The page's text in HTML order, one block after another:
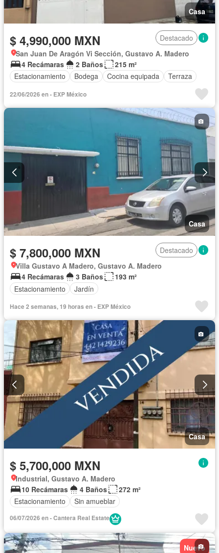
Casa
$ 4,990,000 MXN
Destacado
San Juan De Aragón Vi Sección, Gustavo A. Madero
4 Recámaras
2 Baños
215 m²
Estacionamiento
Bodega Cocina equipada Terraza
22/06/2026 en - EXP México
Casa
$ 7,800,000 MXN
Destacado
Villa Gustavo A Madero, Gustavo A. Madero
4 Recámaras
3 Baños
193 m²
Estacionamiento
Jardín
Hace 2 semanas, 19 horas en - EXP México
Casa
$ 5,700,000 MXN
Industrial, Gustavo A. Madero
10 Recámaras
4 Baños
272 m²
Estacionamiento
Sin amueblar
06/07/2026 en - Cantera Real Estate
Nuevo